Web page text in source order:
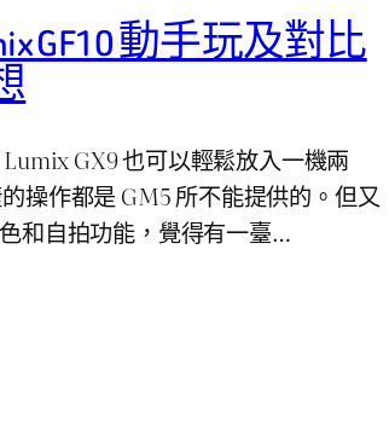
GF10 動手玩及對比
GX9 也可以輕鬆放入一機兩
操作都是 GM5 所不能提供的。但又
和自拍功能，覺得有一臺…